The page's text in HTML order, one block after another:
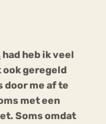
had heb ik veel
ook geregeld
door me af te
met een
Soms omdat
Nervosa
Trauma